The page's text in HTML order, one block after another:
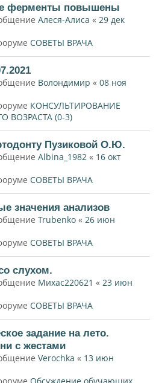
ферменты повышены
Алеся-Алиса « 29 дек
СОВЕТЫ ВРАЧА
Волондимир « 08 ноя
КОНСУЛЬТИРОВАНИЕ
ВОЗРАСТА (0-3)
Пузиковой О.Ю.
Albina_1982 « 16 окт
СОВЕТЫ ВРАЧА
значения анализов
Trubenko « 26 июн
СОВЕТЫ ВРАЧА
слухом.
Михас220621 « 23 июн
СОВЕТЫ ВРАЧА
задание на лето.
с жестами
Verochka « 13 июн